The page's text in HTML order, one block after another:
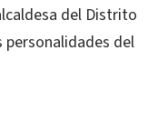
del Distrito
personalidades del